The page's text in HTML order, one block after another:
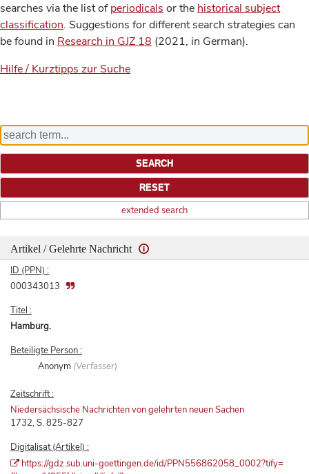
searches via the list ofperiodicals or the historical subject
classification. Suggestions for different search strategies can
be found in Research in GJZ 18 (2021, in German).
Hilfe / Kurztipps zur Suche
extended search
Artikel / Gelehrte Nachricht
ID (PPN) :
000343013
Titel :
Hamburg.
Beteiligte Person :
Anonym (Verfasser)
Zeitschrift :
Niedersächsische Nachrichten von gelehrten neuen Sachen
1732, S. 825-827
Digitalisat (Artikel) :
https://gdz.sub.uni-goettingen.de/id/PPN556862058_0002?tify=